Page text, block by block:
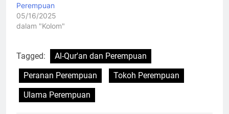
Perempuan
05/16/2025
dalam "Kolom"
Tagged:
Al-Qur'an dan Perempuan
Peranan Perempuan
Tokoh Perempuan
Ulama Perempuan